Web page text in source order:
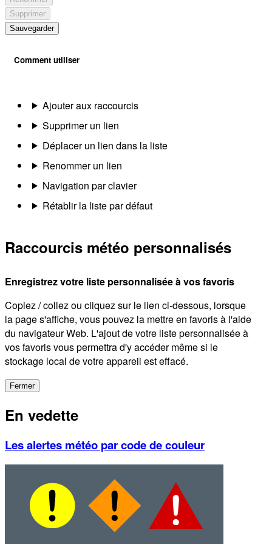
Supprimer
Sauvegarder
Comment utiliser
Ajouter aux raccourcis
Supprimer un lien
Déplacer un lien dans la liste
Renommer un lien
Navigation par clavier
Rétablir la liste par défaut
Raccourcis météo personnalisés
Enregistrez votre liste personnalisée à vos favoris
Copiez / collez ou cliquez sur le lien ci-dessous, lorsque
la page s'affiche, vous pouvez la mettre en favoris à l'aide
du navigateur Web. L'ajout de votre liste personnalisée à
vos favoris vous permettra d'y accéder même si le
stockage local de votre appareil est effacé.
Fermer
En vedette
Les alertes météo par code de couleur